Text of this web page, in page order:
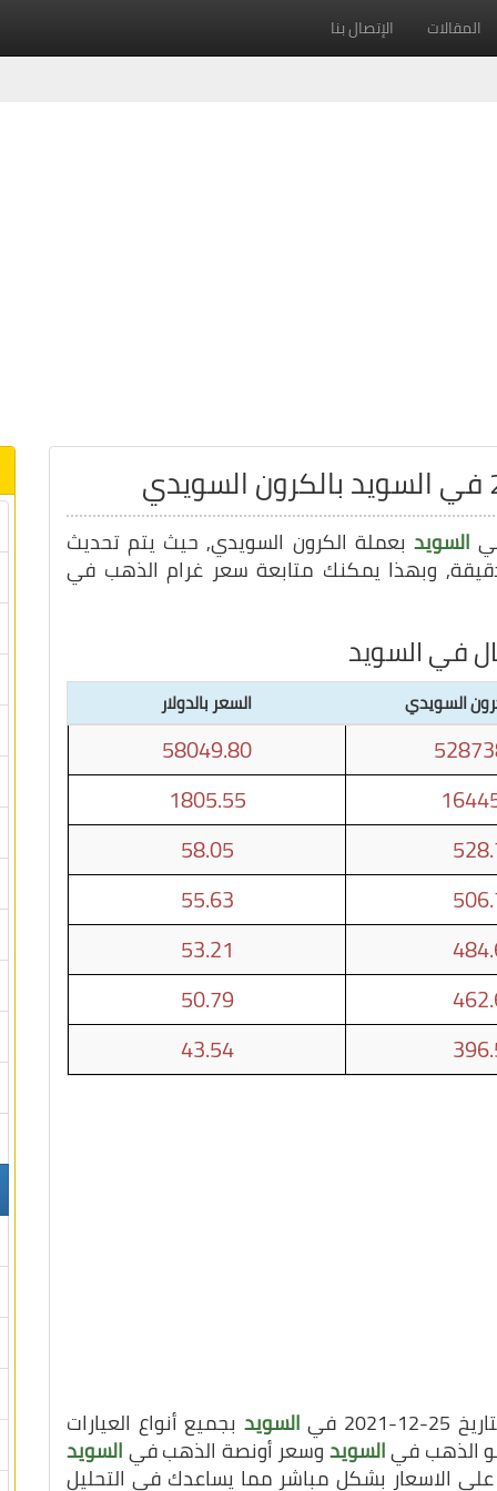
المقالات الإتصال بنا
السويد بعملة الكرون السويدي, حيث يتم تحديث
في السويد
السويدي السعر بالدولار
58049.80
1805.55
58.05
55.63
53.21
50.79
43.54
في السويد بجميع أنواع العيارات
الذهب فيالسويدوسعر أونصة الذهب فيالسويد
الاسعار بشكل مباشر مما يساعدك في التحليل